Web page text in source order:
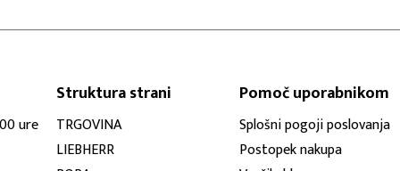
ure
Struktura strani
TRGOVINA
LIEBHERR
Pomoč uporabnikom
Splošni pogoji poslovanja
Postopek nakupa